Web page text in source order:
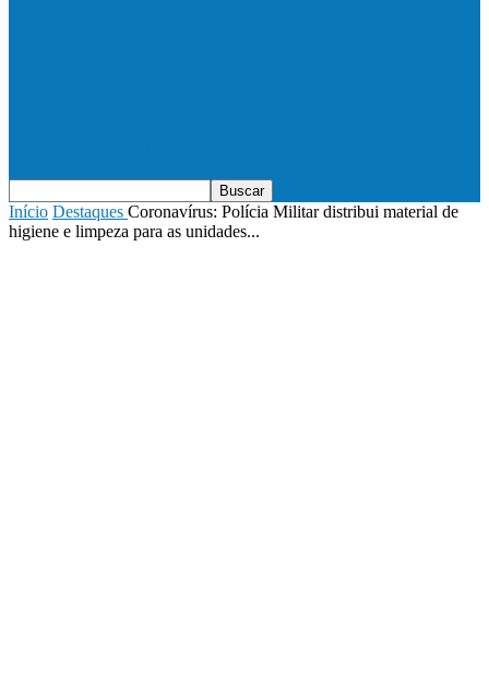
Início Destaques Coronavírus: Polícia Militar distribui material de
higiene e limpeza para as unidades...